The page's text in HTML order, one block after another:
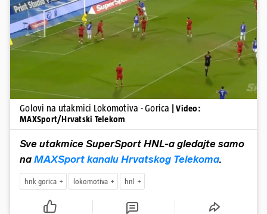
Pokretanje videa...
Golovi na utakmici Lokomotiva - Gorica
| Video:
MAXSport/Hrvatski Telekom
Sve utakmice SuperSport HNL-a gledajte samo
na MAXSport kanalu Hrvatskog Telekoma.
hnk gorica lokomotiva hnl